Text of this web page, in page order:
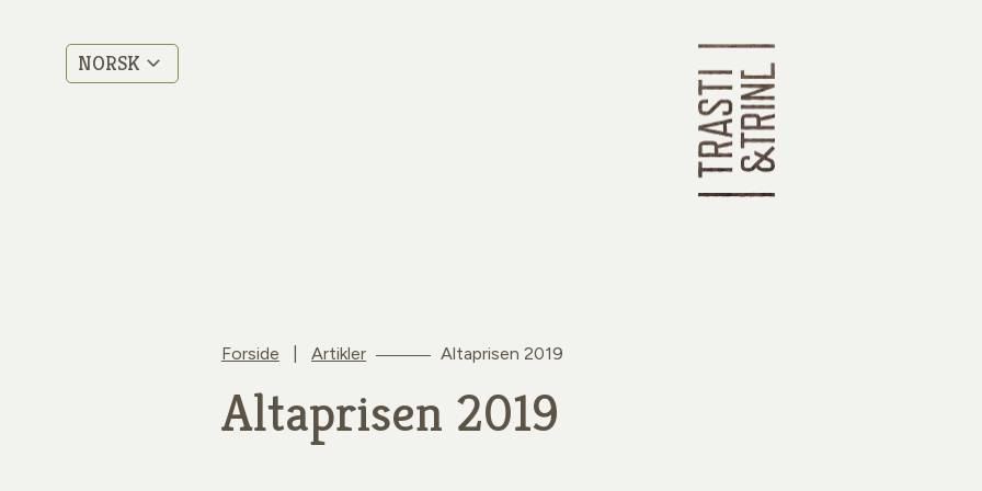
NORSK
Forside Artikler Altaprisen 2019
Altaprisen 2019